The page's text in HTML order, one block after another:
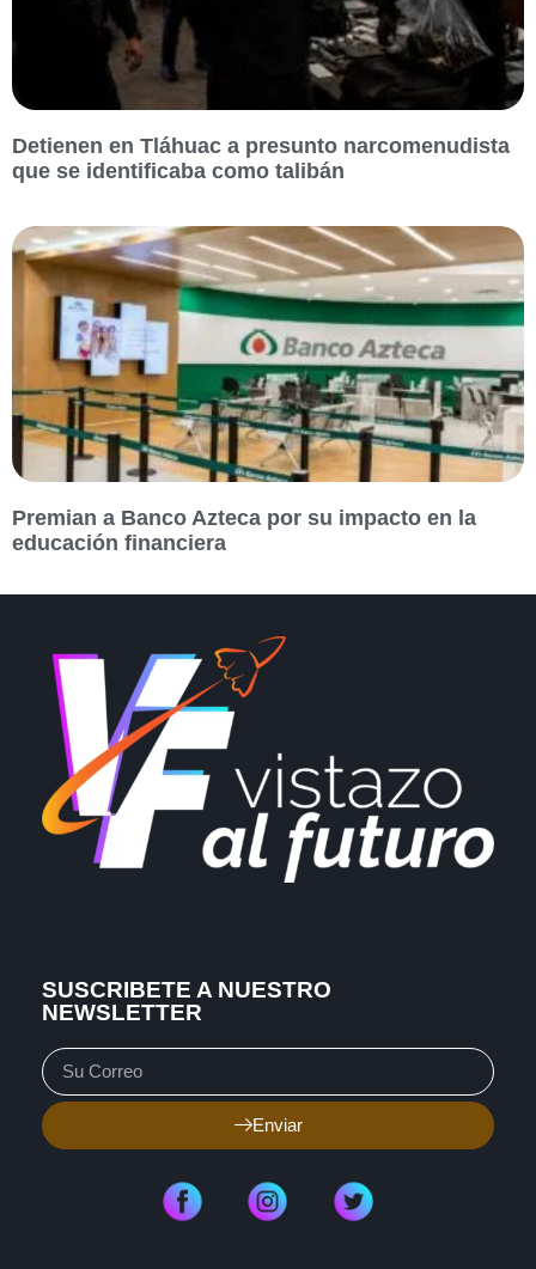
Detienen en Tláhuac a presunto narcomenudista
que se identificaba como talibán
Premian a Banco Azteca por su impacto en la
educación financiera
SUSCRIBETE A NUESTRO
NEWSLETTER
Enviar